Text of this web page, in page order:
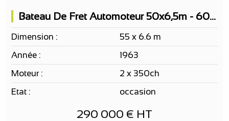
Bateau De Fret Automoteur 50x6,5m - 600t De Charge
Dimension :
55 x 6.6 m
Année :
1963
Moteur :
2 x 350ch
Etat :
occasion
290 000 € HT